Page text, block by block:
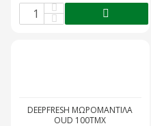
DEEPFRESH ΜΩΡΟΜΑΝΤΙΛΑ
OUD 100TMX